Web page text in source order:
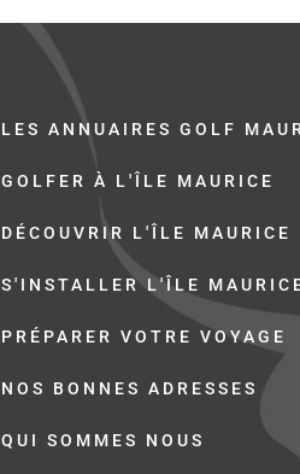
LES ANNUAIRES GOLF
GOLFER À L'ÎLE MAURICE
DÉCOUVRIR L'ÎLE MAURICE
S'INSTALLER L'ÎLE
PRÉPARER VOTRE VOYAGE
NOS BONNES ADRESSES
QUI SOMMES NOUS